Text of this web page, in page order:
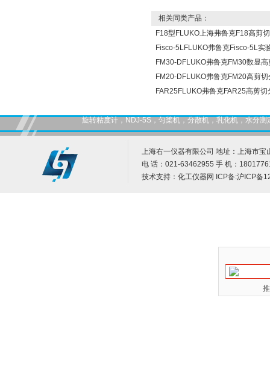
相关同类产品：
F18型FLUKO上海弗鲁克F18高剪
Fisco-5LFLUKO弗鲁克Fisco-5L实
FM30-DFLUKO弗鲁克FM30数显
FM20-DFLUKO弗鲁克FM20高剪
FAR25FLUKO弗鲁克FAR25高剪
旋转粘度计，NDJ-5S，匀桨机，分散机，乳化机，水分
上海右一仪器有限公司 地址：上海市宝
电 话：021-63462955 手 机：
技术支持： 化工仪器网 ICP备:沪ICP备